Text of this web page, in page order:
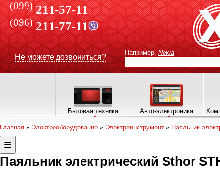
(099) 211-57-11
(096)211-77-11
Не можете дозвониться?
Например, Nokia
Бытовая техника Авто-электроника
Главная » Электрооборудование » Электроинструмент » Паяльник
Паяльник электрический Sthor